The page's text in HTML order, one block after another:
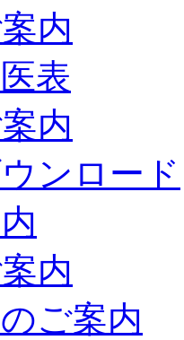
内
表
内
ンロード
内
ご案内